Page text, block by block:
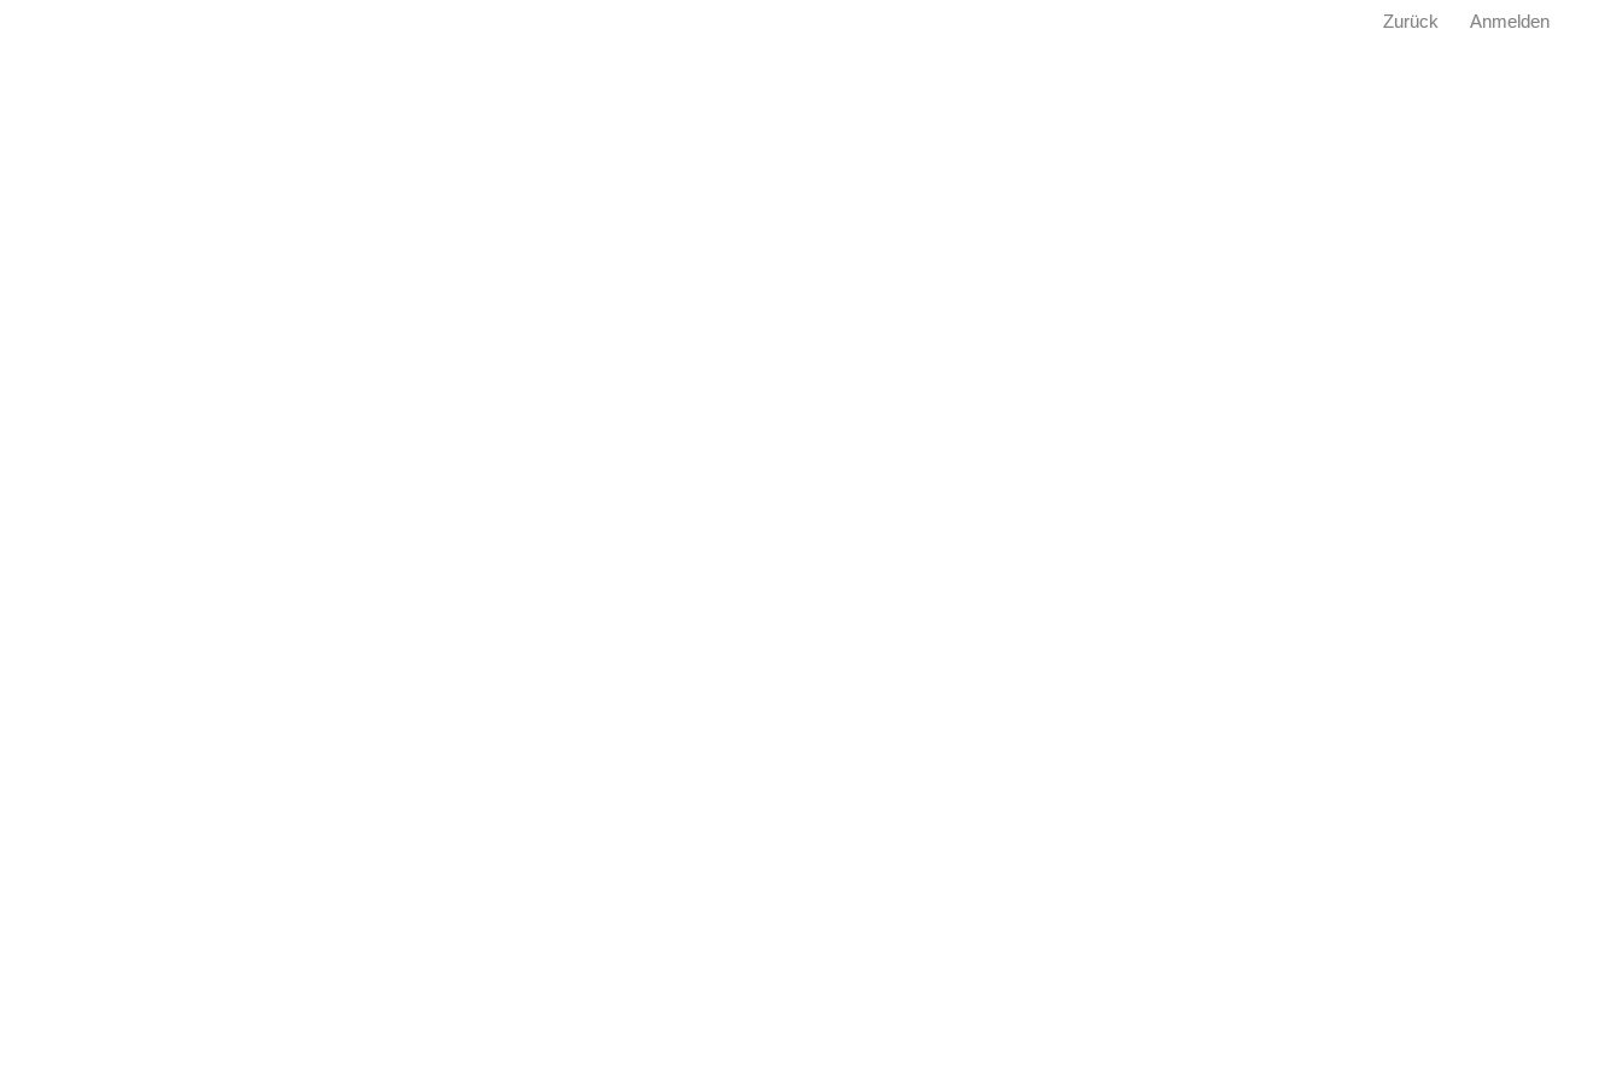
Zurück Anmelden